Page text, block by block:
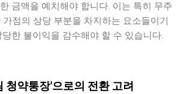
금액을 예치해야 합니다. 이는 특히 무주
점의 상당 부분을 차지하는 요소들이기
한 불이익을 감수해야 할 수 있습니다.
청약통장'으로의 전환 고려